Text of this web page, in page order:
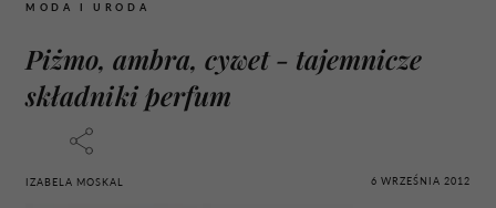
MODA I URODA
Piżmo, ambra, cywet - tajemnicze
składniki perfum
IZABELA MOSKAL 6 WRZEŚNIA 2012